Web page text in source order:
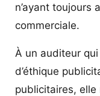
n’ayant toujours
commerciale.
À un auditeur
d’éthique
publicitaires,